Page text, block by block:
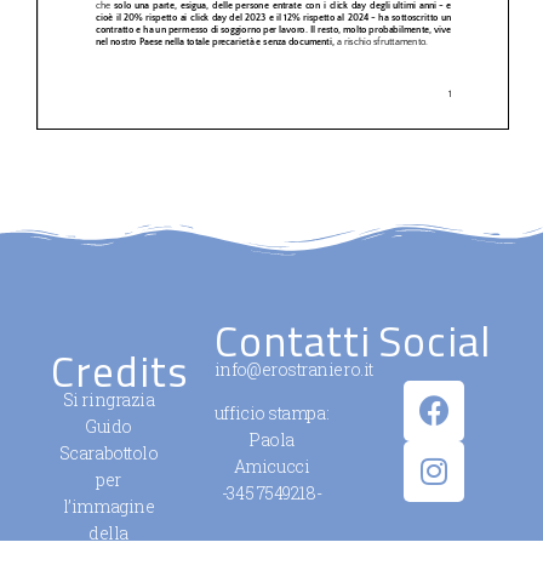
Credits
Si ringrazia
Guido
Scarabottolo
per
l’immagine
della
Contatti
info@erostraniero.it
ufficio stampa:
Paola
Amicucci
-345 7549218-
Social